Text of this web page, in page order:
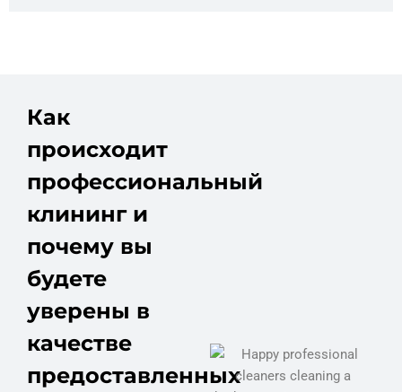
Как
происходит
профессиональный
клининг и
почему вы
будете
уверены в
качестве
предоставленных